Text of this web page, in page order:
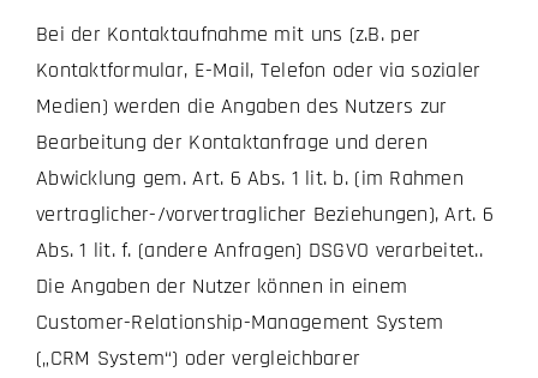
Bei der Kontaktaufnahme mit uns (z.B. per
Kontaktformular, E-Mail, Telefon oder via sozialer
Medien) werden die Angaben des Nutzers zur
Bearbeitung der Kontaktanfrage und deren
Abwicklung gem. Art. 6 Abs. 1 lit. b. (im Rahmen
vertraglicher-/vorvertraglicher Beziehungen), Art. 6
Abs. 1 lit. f. (andere Anfragen) DSGVO verarbeitet..
Die Angaben der Nutzer können in einem
Customer-Relationship-Management System
(„CRM System“) oder vergleichbarer